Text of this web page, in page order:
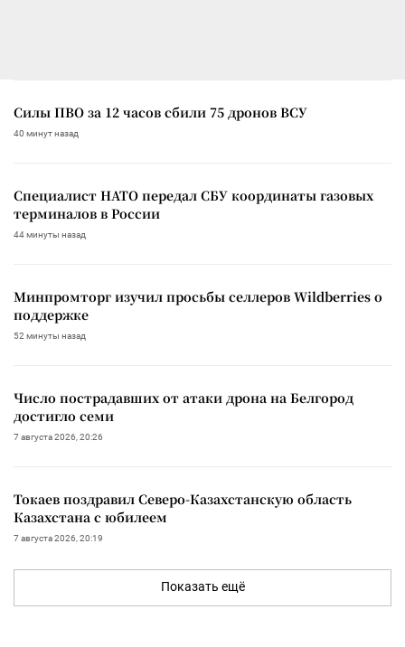
Силы ПВО за 12 часов сбили 75 дронов ВСУ
40 минут назад
Специалист НАТО передал СБУ координаты газовых
терминалов в России
44 минуты назад
Минпромторг изучил просьбы селлеров Wildberries о
поддержке
52 минуты назад
Число пострадавших от атаки дрона на Белгород
достигло семи
7 августа 2026, 20:26
Токаев поздравил Северо-Казахстанскую область
Казахстана с юбилеем
7 августа 2026, 20:19
Показать ещё